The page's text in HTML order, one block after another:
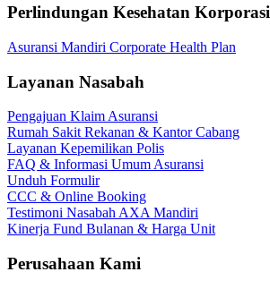
Perlindungan Kesehatan Korporasi
Asuransi Mandiri Corporate Health Plan
Layanan Nasabah
Pengajuan Klaim Asuransi
Rumah Sakit Rekanan & Kantor Cabang
Layanan Kepemilikan Polis
FAQ & Informasi Umum Asuransi
Unduh Formulir
CCC & Online Booking
Testimoni Nasabah AXA Mandiri
Kinerja Fund Bulanan & Harga Unit
Perusahaan Kami